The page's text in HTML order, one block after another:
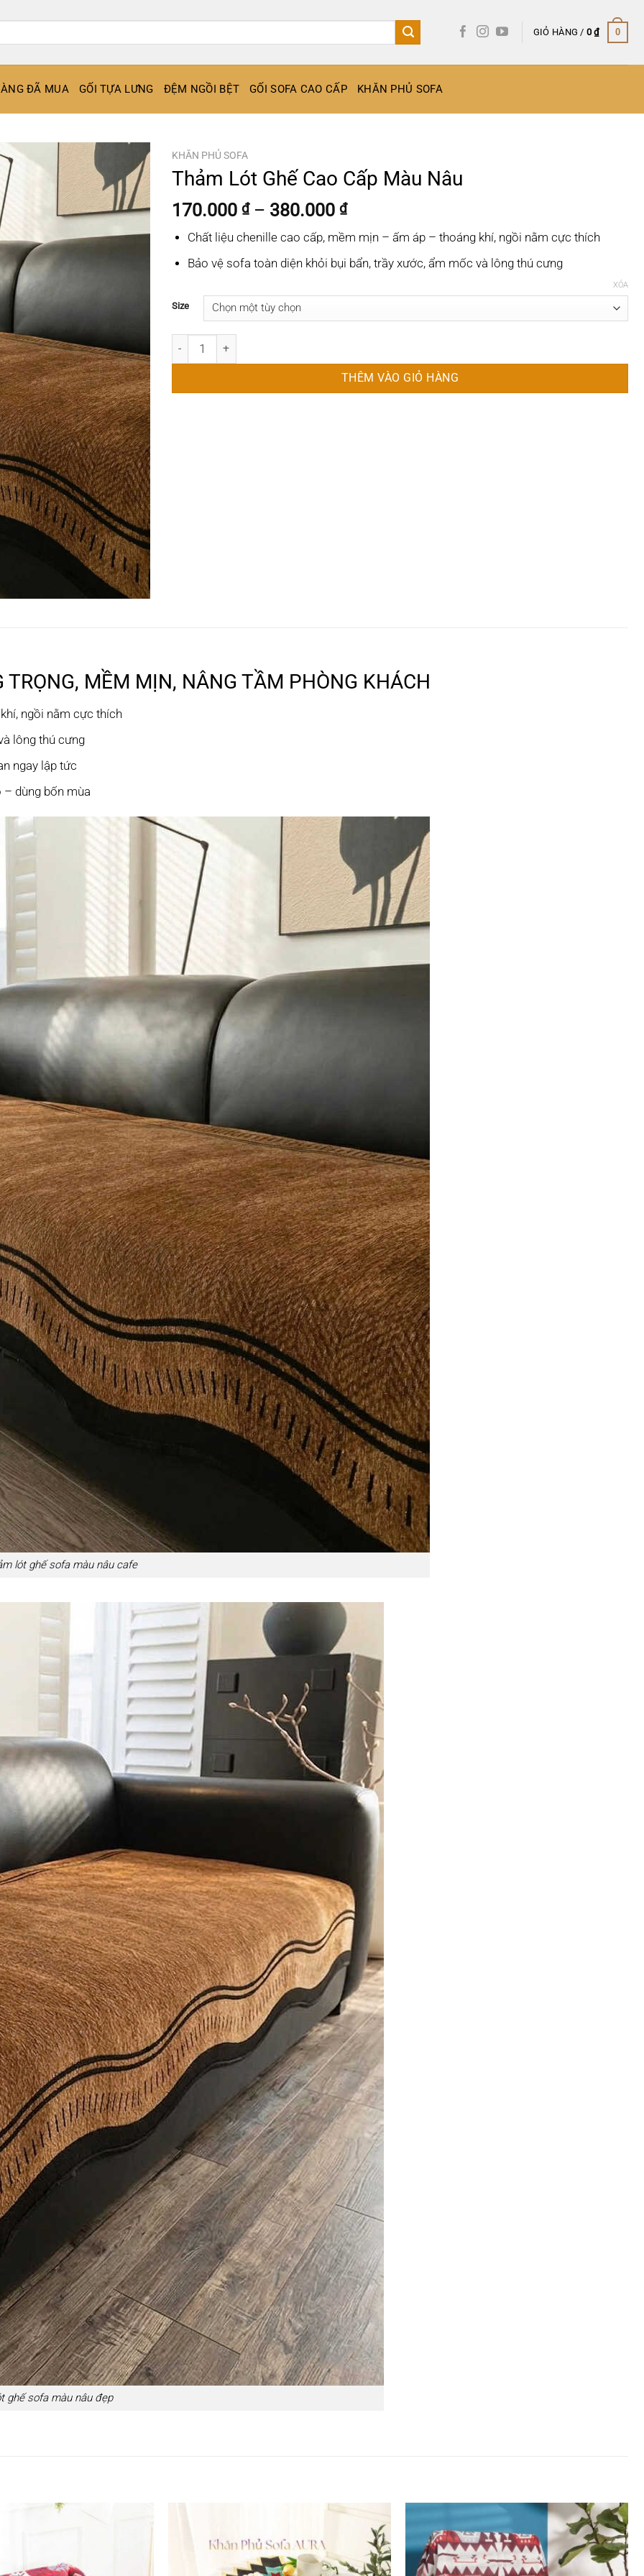
GIỎ HÀNG / 0₫ 0
ĐÃ MUA GỐI TỰA LƯNG ĐỆM NGỒI BỆT GỐI SOFA CAO CẤP KHĂN PHỦ SOFA
KHĂN PHỦ SOFA
Thảm Lót Ghế Cao Cấp Màu Nâu
170.000 ₫ – 380.000 ₫Khoảng
giá:
từ
170.000 ₫
380.000 ₫
Chất liệu chenille cao cấp, mềm mịn – ấm áp – thoáng khí, ngồi nằm cực thích
Bảo vệ sofa toàn diện khỏi bụi bẩn, trầy xước, ẩm mốc và lông thú cưng
Size
XÓA
THÊM VÀO GIỎ HÀNG
MỀM MỊN, NÂNG TẦM PHÒNG KHÁCH
ngồi nằm cực thích
lông thú cưng
ngay lập tức
– dùng bốn mùa
lót ghế sofa màu nâu cafe
ghế sofa màu nâu đẹp